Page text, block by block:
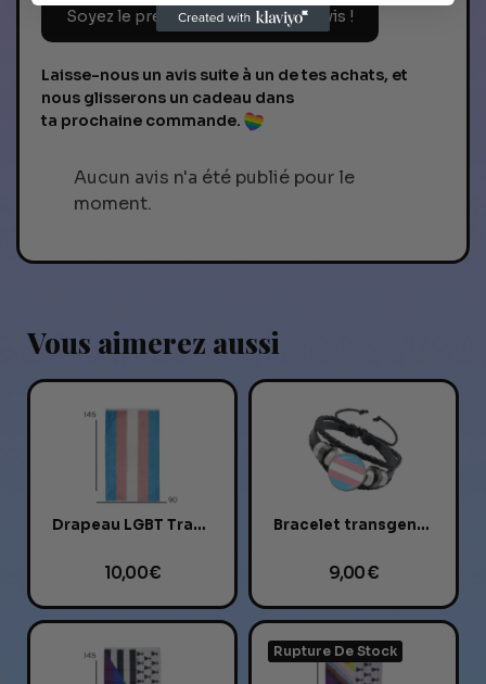
Soyez le premier à donner votre avis !
Laisse-nous un avis suite à un de tes achats, et
nous glisserons un cadeau dans
ta prochaine commande.
Aucun avis n'a été publié pour le
moment.
Vous aimerez aussi
Drapeau LGBT Transgenre
10,00 €
Bracelet transgenre cuir et verre
9,00 €
Rupture De Stock